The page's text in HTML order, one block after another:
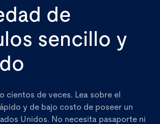
de
sencillo y
cientos de veces. Lea sobre el
y de bajo costo de poseer un
Unidos. No necesita pasaporte ni